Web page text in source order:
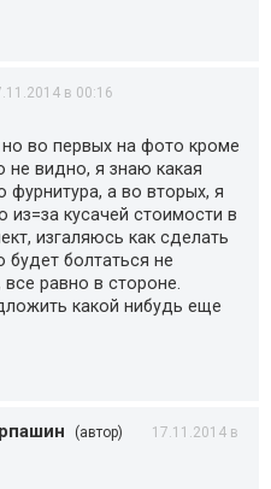
в 00:16
но во первых на фото кроме
не видно, я знаю какая
фурнитура, а во вторых, я
из=за кусачей стоимости в
изгаляюсь как сделать
будет болтаться не
равно в стороне.
какой нибудь еще
(автор)
17.11.2014 в